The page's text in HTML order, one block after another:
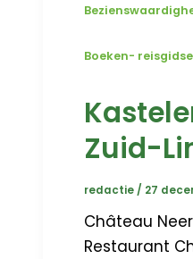
Boeken-
Zuid-
redactie / 27
Château
Restaurant